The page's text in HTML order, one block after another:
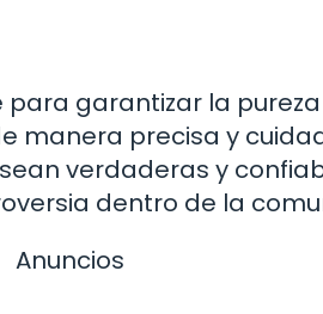
garantizar la pureza
manera precisa y
verdaderas y
dentro de la
Anuncios